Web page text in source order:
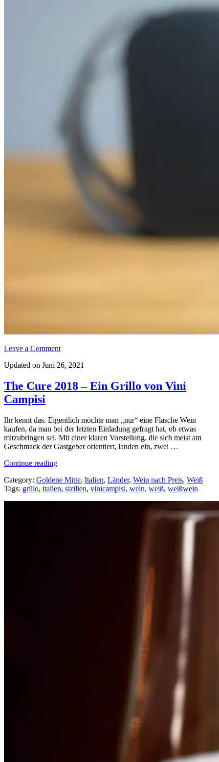
Leave a Comment
Updated on Juni 26, 2021
The Cure 2018 – Ein Grillo von Vini
Campisi
Ihr kennt das. Eigentlich möchte man „nur“ eine Flasche Wein
kaufen, da man bei der letzten Einladung gefragt hat, ob etwas
mitzubringen sei. Mit einer klaren Vorstellung, die sich meist am
Geschmack der Gastgeber orientiert, landen ein, zwei …
Continue reading„The
2018
–
Category: Goldene Mitte, Italien, Länder, Wein nach Preis, Weiß
Tags: grillo, italien, sizilien, vinicampisi, wein, weiß, weißwein